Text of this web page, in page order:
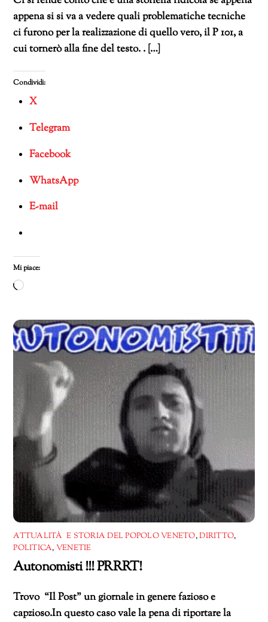
appena si si va a vedere quali problematiche tecniche
ci furono per la realizzazione di quello vero, il P 101, a
cui tornerò alla fine del testo. . […]
Condividi:
X
Telegram
Facebook
WhatsApp
E-mail
Mi piace:
Caricamento
corso…
ATTUALITÀ E STORIA DEL POPOLO VENETO,DIRITTO,
POLITICA, VENETIE
Autonomisti !!! PRRRT!
Trovo “Il Post” un giornale in genere fazioso e
capzioso.In questo caso vale la pena di riportare la